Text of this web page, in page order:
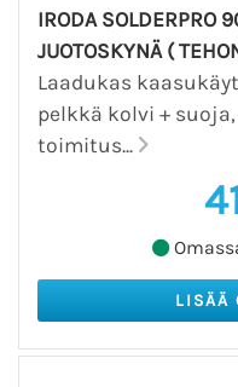
IRODA SOLDERPRO
JUOTOSKYNÄ (
Laadukas
pelkkä kolvi +
toimitus...